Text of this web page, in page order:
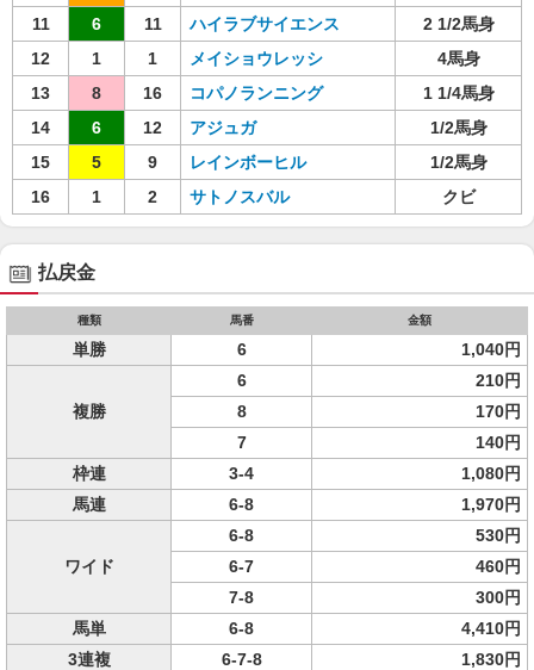
11
6 11 ハイラブサイエンス
2 1/2馬身
12
1 1 メイショウレッシ
4馬身
13
8 16 コパノランニング
1 1/4馬身
14
6 12 アジュガ
1/2馬身
15
5 9 レインボーヒル
1/2馬身
16
1 2 サトノスバル クビ
払戻金
種類 馬番 金額
単勝 6 1,040円
複勝
6
210円
8
170円
7
140円
枠連
3-4
1,080円
馬連
6-8 1,970円
ワイド
6-8
530円
6-7
460円
7-8
300円
馬単
6-8
4,410円
3連複
6-7-8
1,830円